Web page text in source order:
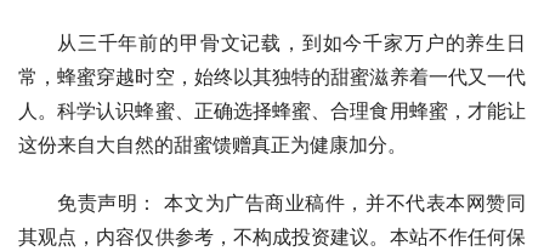
从三千年前的甲骨文记载，到如今千家万户的养生日
常，蜂蜜穿越时空，始终以其独特的甜蜜滋养着一代又一代
人。科学认识蜂蜜、正确选择蜂蜜、合理食用蜂蜜，才能让
这份来自大自然的甜蜜馈赠真正为健康加分。
免责声明： 本文为广告商业稿件，并不代表本网赞同
其观点，内容仅供参考，不构成投资建议。本站不作任何保